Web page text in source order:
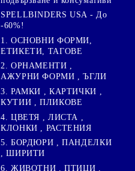
SPELLBINDERS USA - До
-60%!
1. ОСНОВНИ ФОРМИ,
ЕТИКЕТИ, ТАГОВЕ
2. ОРНАМЕНТИ ,
АЖУРНИ ФОРМИ , ЪГЛИ
3. РАМКИ , КАРТИЧКИ ,
КУТИИ , ПЛИКОВЕ
4. ЦВЕТЯ , ЛИСТА ,
КЛОНКИ , РАСТЕНИЯ
5. БОРДЮРИ , ПАНДЕЛКИ
, ШИРИТИ
6. ЖИВОТНИ , ПТИЦИ ,